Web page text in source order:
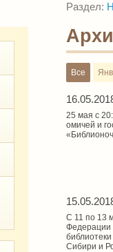
Раздел:
Все
25 мая с
омичей и
С 11 по 13
Федерации
Сибири и